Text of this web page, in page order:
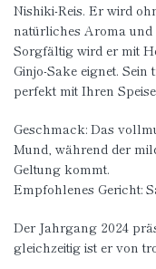
Nishiki-Reis. Er wird
natürliches Aroma und
Sorgfältig wird er mit
Ginjo-Sake eignet.
perfekt mit Ihren
Geschmack: Das
Mund, während der
Geltung kommt.
Empfohlenes Gericht:
Der Jahrgang 2024
gleichzeitig ist er von